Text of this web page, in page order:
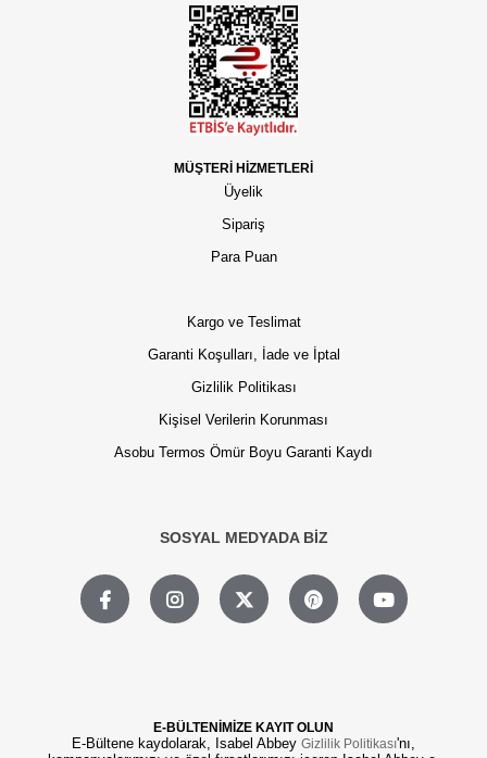
MÜŞTERİ HİZMETLERİ
Üyelik
Sipariş
Para Puan
Kargo ve Teslimat
Garanti Koşulları, İade ve İptal
Gizlilik Politikası
Kişisel Verilerin Korunması
Asobu Termos Ömür Boyu Garanti Kaydı
SOSYAL MEDYADA BİZ
E-BÜLTENİMİZE KAYIT OLUN
E-Bültene kaydolarak, Isabel Abbey Gizlilik Politikası'nı,